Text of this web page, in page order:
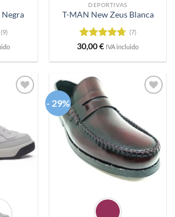
(9)
DEPORTIVAS
T-MAN New Zeus Blanca
Valorado
de 5
(7)
30,00€ IVA incluido
- 29%